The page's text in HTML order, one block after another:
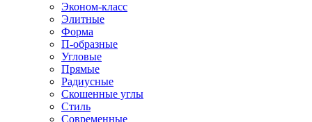
Эконом-класс
Элитные
Форма
П-образные
Угловые
Прямые
Радиусные
Скошенные углы
Стиль
Современные